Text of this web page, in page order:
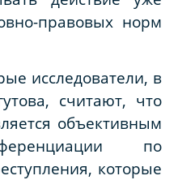
правовых норм
исследователи, в
считают, что
объективным
по
которые